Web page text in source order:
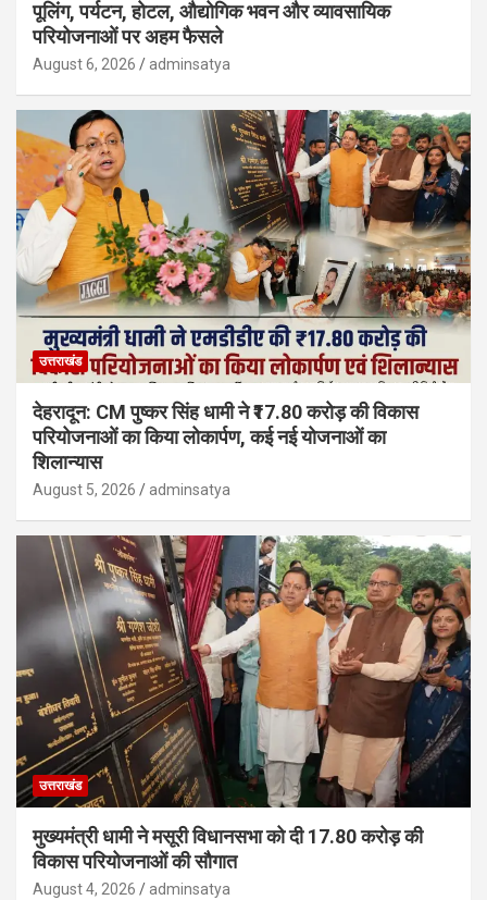
पूलिंग, पर्यटन, होटल, औद्योगिक भवन और व्यावसायिक
परियोजनाओं पर अहम फैसले
August 6, 2026 adminsatya
उत्तराखंड
देहरादून: CM पुष्कर सिंह धामी ने ₹17.80 करोड़ की विकास
परियोजनाओं का किया लोकार्पण, कई नई योजनाओं का
शिलान्यास
August 5, 2026 adminsatya
उत्तराखंड
मुख्यमंत्री धामी ने मसूरी विधानसभा को दी 17.80 करोड़ की
विकास परियोजनाओं की सौगात
August 4, 2026 adminsatya